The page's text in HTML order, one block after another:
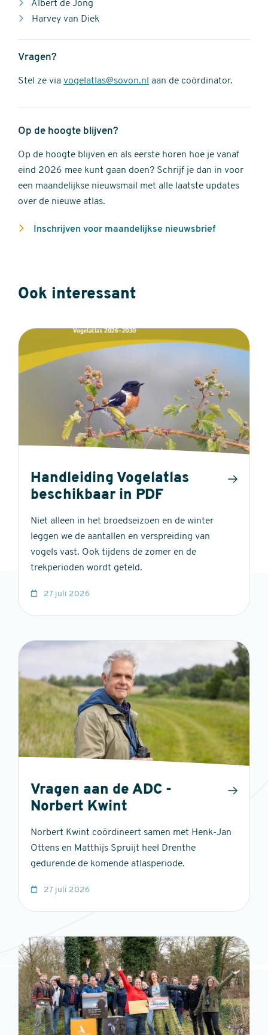
Albert de Jong
Harvey van Diek
Vragen?
Stel ze via vogelatlas@sovon.nl aan de coördinator.
Op de hoogte blijven?
Op de hoogte blijven en als eerste horen hoe je vanaf
eind 2026 mee kunt gaan doen? Schrijf je dan in voor
een maandelijkse nieuwsmail met alle laatste updates
over de nieuwe atlas.
Inschrijven voor maandelijkse nieuwsbrief
Ook interessant
Handleiding Vogelatlas
beschikbaar in PDF
Niet alleen in het broedseizoen en de winter
leggen we de aantallen en verspreiding van
vogels vast. Ook tijdens de zomer en de
trekperioden wordt geteld.
27 juli 2026
Vragen aan de ADC -
Norbert Kwint
Norbert Kwint coördineert samen met Henk-Jan
Ottens en Matthijs Spruijt heel Drenthe
gedurende de komende atlasperiode.
27 juli 2026